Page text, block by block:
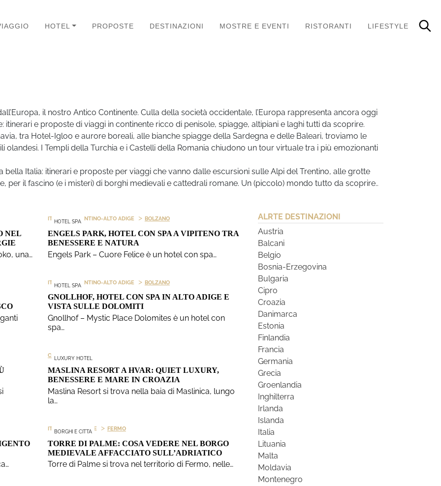
HOTEL PROPOSTE DESTINAZIONI MOSTRE E EVENTI RISTORANTI LIFESTYLE
il nostro Antico Continente. Culla della società occidentale, l’Europa rappresenta ancora oggi
e proposte di viaggi in continente ricco di penisole, spiagge, altipiani e laghi tutti da scoprire.
tra Hotel-Igloo e aurore boreali, alle bianche spiagge della Sardegna e delle Baleari, troviamo le
olandesi. I Templi della Turchia e i Castelli della Romania chiudono un tour virtuale tra i più emozionanti
Italia: itinerari e proposte per viaggi che vanno dalle escursioni sulle Alpi del Trentino, alle grotte
per il fascino (e i misteri) di borghi medievali e cattedrali romane. Un (piccolo) mondo tutto da scoprire..
NEL
una…
HOTEL SPA
ITALIA > TRENTINO-ALTO ADIGE > BOLZANO
ENGELS PARK, HOTEL CON SPA A VIPITENO TRA
BENESSERE E NATURA
Engels Park – Cuore Felice è un hotel con spa…
HOTEL SPA
ITALIA > TRENTINO-ALTO ADIGE > BOLZANO
GNOLLHOF, HOTEL CON SPA IN ALTO ADIGE E
VISTA SULLE DOLOMITI
Gnollhof – Mystic Place Dolomites è un hotel con
spa…
LUXURY HOTEL
CROAZIA
MASLINA RESORT A HVAR: QUIET LUXURY,
BENESSERE E MARE IN CROAZIA
Maslina Resort si trova nella baia di Maslinica, lungo
la…
BORGHI E CITTA
ITALIA > MARCHE > FERMO
TORRE DI PALME: COSA VEDERE NEL BORGO
MEDIEVALE AFFACCIATO SULL’ADRIATICO
Torre di Palme si trova nel territorio di Fermo, nelle…
ALRTE DESTINAZIONI
Austria
Balcani
Belgio
Bosnia-Erzegovina
Bulgaria
Cipro
Croazia
Danimarca
Estonia
Finlandia
Francia
Germania
Grecia
Groenlandia
Inghilterra
Irlanda
Islanda
Italia
Lituania
Malta
Moldavia
Montenegro